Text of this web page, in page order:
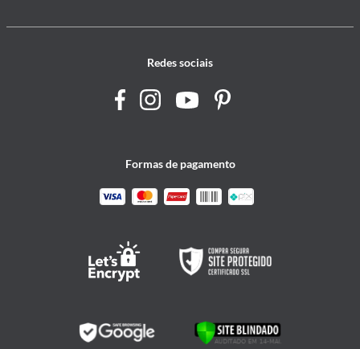
Redes sociais
Formas de pagamento